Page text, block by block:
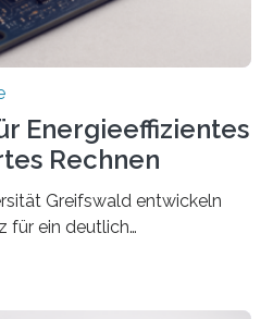
Energieeffizientes
Rechnen
Greifswald entwickeln
für ein deutlich
menschlichen Gehirn. Die